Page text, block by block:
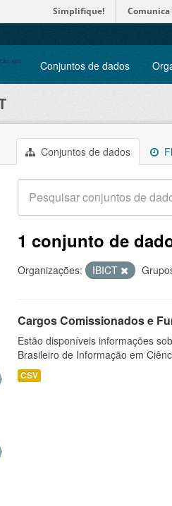
Simplifique! Comunica
Conjuntos de dados
Conjuntos de dados
1 conjunto de
Organizações: IBICT
Cargos Comissionados e
Estão disponíveis informações
Brasileiro de Informação em
CSV